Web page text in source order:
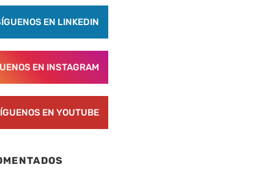
EN LINKEDIN
EN INSTAGRAM
EN YOUTUBE